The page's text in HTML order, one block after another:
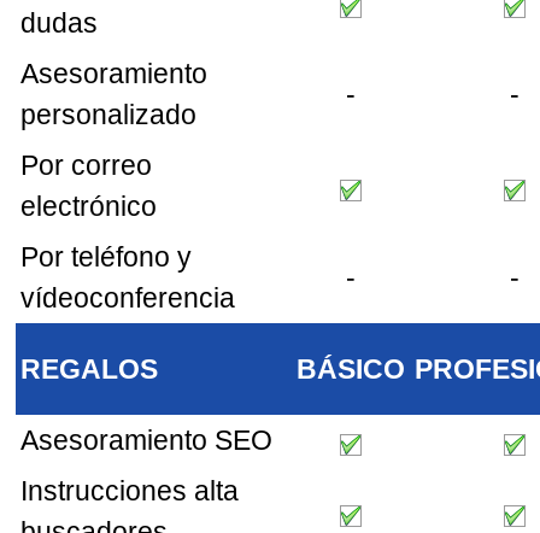
dudas
Asesoramiento
personalizado
- -
Por correo
electrónico
Por teléfono y
vídeoconferencia
- -
REGALOS BÁSICO
Asesoramiento SEO
Instrucciones alta